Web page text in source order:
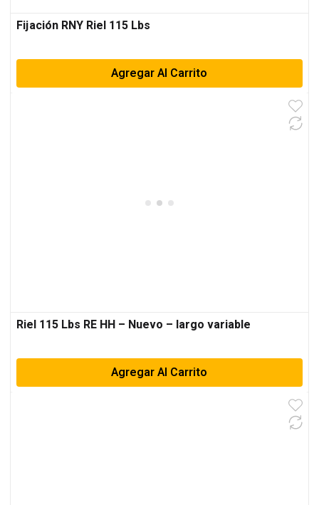
Fijación RNY Riel 115 Lbs
Agregar Al Carrito
Riel 115 Lbs RE HH – Nuevo – largo variable
Agregar Al Carrito